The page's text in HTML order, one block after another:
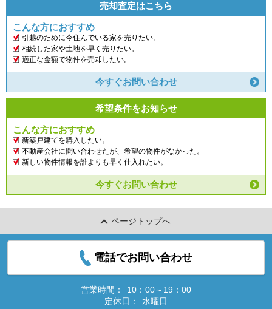
売却査定はこちら
こんな方におすすめ
引越のために今住んでいる家を売りたい。
相続した家や土地を早く売りたい。
適正な金額で物件を売却したい。
今すぐお問い合わせ
希望条件をお知らせ
こんな方におすすめ
新築戸建てを購入したい。
不動産会社に問い合わせたが、希望の物件がなかった。
新しい物件情報を誰よりも早く仕入れたい。
今すぐお問い合わせ
ページトップへ
電話でお問い合わせ
営業時間：
10：00～19：00
定休日：
水曜日